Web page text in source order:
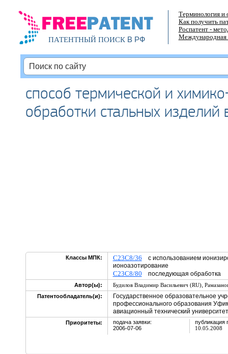
ПАТЕНТНЫЙ ПОИСКВ РФ
Терминология и
Как получить
Роспатент -
Международная
способ термической и
обработки стальных изделий
Классы МПК: C23C8/36 с использованием
ионоазотирование
C23C8/80 последующая обработка
Автор(ы): Будилов Владимир Васильевич (RU),
Патентообладатель(и):
Государственное образовательное
профессионального образования
авиационный технический
Приоритеты:
подача заявки:
2006-07-06
публикация
10.05.2008